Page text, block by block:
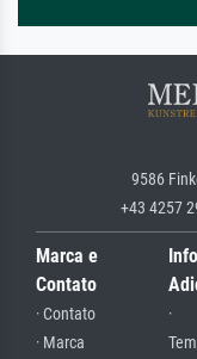
9586
+43 4257
Marca e
Contato
· Contato
· Marca
·